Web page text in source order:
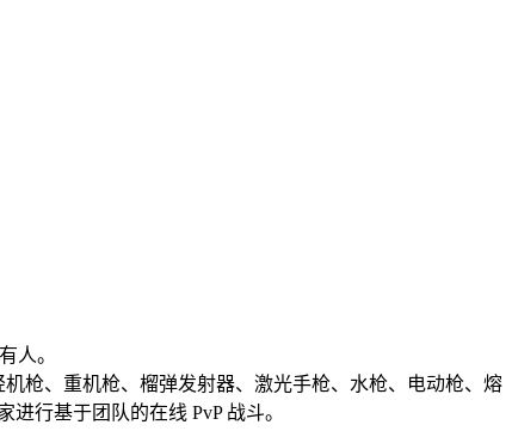
人。
枪、重机枪、榴弹发射器、激光手枪、水枪、电动枪、熔
行基于团队的在线 PvP 战斗。